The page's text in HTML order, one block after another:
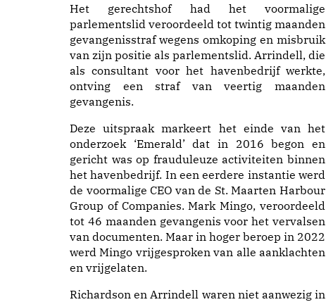
Het gerechtshof had het voormalige
parlementslid veroordeeld tot twintig maanden
gevangenisstraf wegens omkoping en misbruik
van zijn positie als parlementslid. Arrindell, die
als consultant voor het havenbedrijf werkte,
ontving een straf van veertig maanden
gevangenis.
Deze uitspraak markeert het einde van het
onderzoek ‘Emerald’ dat in 2016 begon en
gericht was op frauduleuze activiteiten binnen
het havenbedrijf. In een eerdere instantie werd
de voormalige CEO van de St. Maarten Harbour
Group of Companies. Mark Mingo, veroordeeld
tot 46 maanden gevangenis voor het vervalsen
van documenten. Maar in hoger beroep in 2022
werd Mingo vrijgesproken van alle aanklachten
en vrijgelaten.
Richardson en Arrindell waren niet aanwezig in